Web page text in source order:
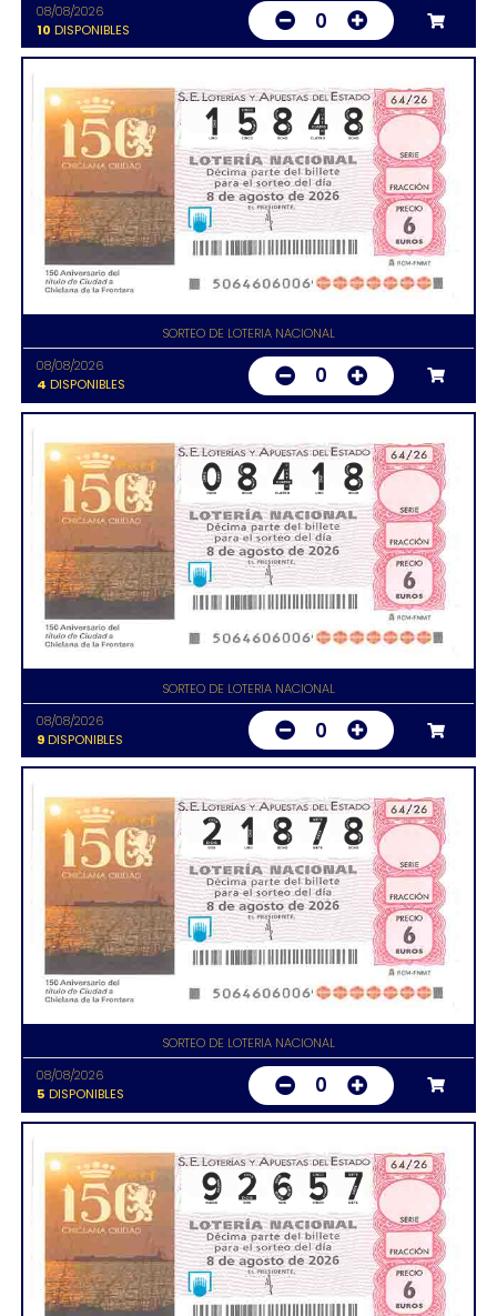
08/08/2026
10 DISPONIBLES 0
SORTEO DE LOTERIA NACIONAL
08/08/2026
4 DISPONIBLES 0
SORTEO DE LOTERIA NACIONAL
08/08/2026
9DISPONIBLES 0
SORTEO DE LOTERIA NACIONAL
08/08/2026
5 DISPONIBLES 0